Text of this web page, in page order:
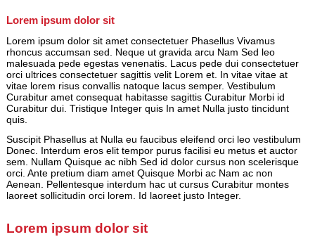
Lorem ipsum dolor sit
Lorem ipsum dolor sit amet consectetuer Phasellus Vivamus
rhoncus accumsan sed. Neque ut gravida arcu Nam Sed leo
malesuada pede egestas venenatis. Lacus pede dui consectetuer
orci ultrices consectetuer sagittis velit Lorem et. In vitae vitae at
vitae lorem risus convallis natoque lacus semper. Vestibulum
Curabitur amet consequat habitasse sagittis Curabitur Morbi id
Curabitur dui. Tristique Integer quis In amet Nulla justo tincidunt
quis.
Suscipit Phasellus at Nulla eu faucibus eleifend orci leo vestibulum
Donec. Interdum eros elit tempor purus facilisi eu metus et auctor
sem. Nullam Quisque ac nibh Sed id dolor cursus non scelerisque
orci. Ante pretium diam amet Quisque Morbi ac Nam ac non
Aenean. Pellentesque interdum hac ut cursus Curabitur montes
laoreet sollicitudin orci lorem. Id laoreet justo Integer.
Lorem ipsum dolor sit